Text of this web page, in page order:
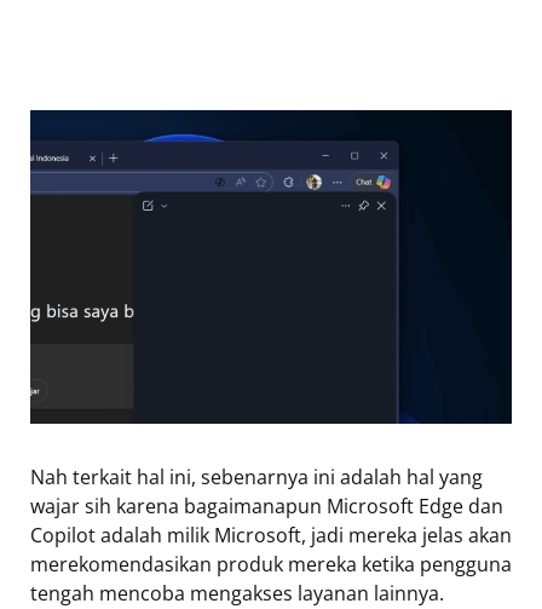
Nah terkait hal ini, sebenarnya ini adalah hal yang
wajar sih karena bagaimanapun Microsoft Edge dan
Copilot adalah milik Microsoft, jadi mereka jelas akan
merekomendasikan produk mereka ketika pengguna
tengah mencoba mengakses layanan lainnya.